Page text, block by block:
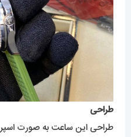
طراحی
طراحی این ساعت به صورت